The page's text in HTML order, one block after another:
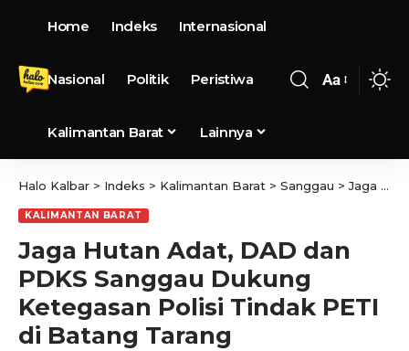
Home Indeks Internasional
Nasional Politik Peristiwa
Kalimantan Barat Lainnya
Aa
Halo Kalbar > Indeks > Kalimantan Barat > Sanggau >Jaga Hutan Adat, DAD dan PDKS Sanggau Dukung Ketegasan Polisi Tindak PETI di Batang Tarang
KALIMANTAN BARAT
Jaga Hutan Adat, DAD dan
PDKS Sanggau Dukung
Ketegasan Polisi Tindak PETI
di Batang Tarang